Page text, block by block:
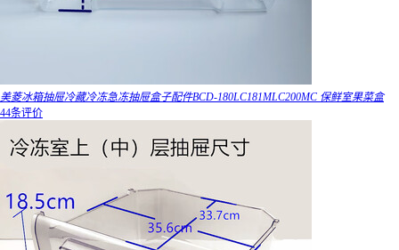
美菱冰箱抽屉冷藏冷冻急冻抽屉盒子配件BCD-180LC181MLC200MC 保鲜室果菜盒
44条评价